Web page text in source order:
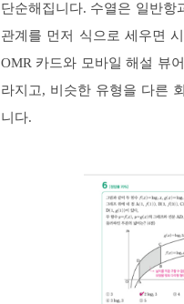
단순해집니다. 수열은 일반
관계를 먼저 식으로 세우면
OMR 카드와 모바일 해설 뷰
라지고, 비슷한 유형을 다른
니다.